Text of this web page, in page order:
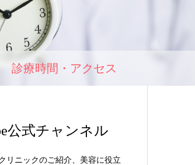
診療時間・アクセス
公式チャンネル
リニックのご紹介、美容に役立